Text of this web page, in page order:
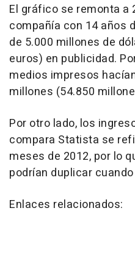
El gráfico se remonta a
compañía con 14 años
de 5.000 millones de
euros) en publicidad.
medios impresos
millones (54.850
Por otro lado, los
compara Statista se
meses de 2012, por lo
podrían duplicar
Enlaces relacionados: